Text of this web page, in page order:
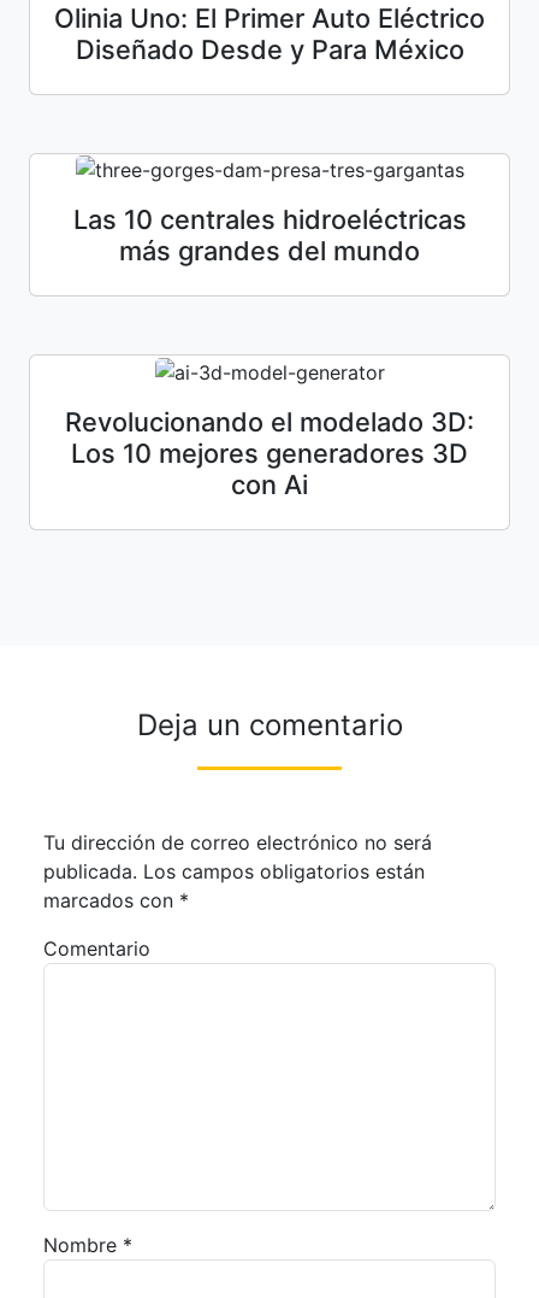
Olinia Uno: El Primer Auto Eléctrico
Diseñado Desde y Para México
Las 10 centrales hidroeléctricas
más grandes del mundo
Revolucionando el modelado 3D:
Los 10 mejores generadores 3D
con Ai
Deja un comentario
Tu dirección de correo electrónico no será
publicada. Los campos obligatorios están
marcados con *
Comentario
Nombre *